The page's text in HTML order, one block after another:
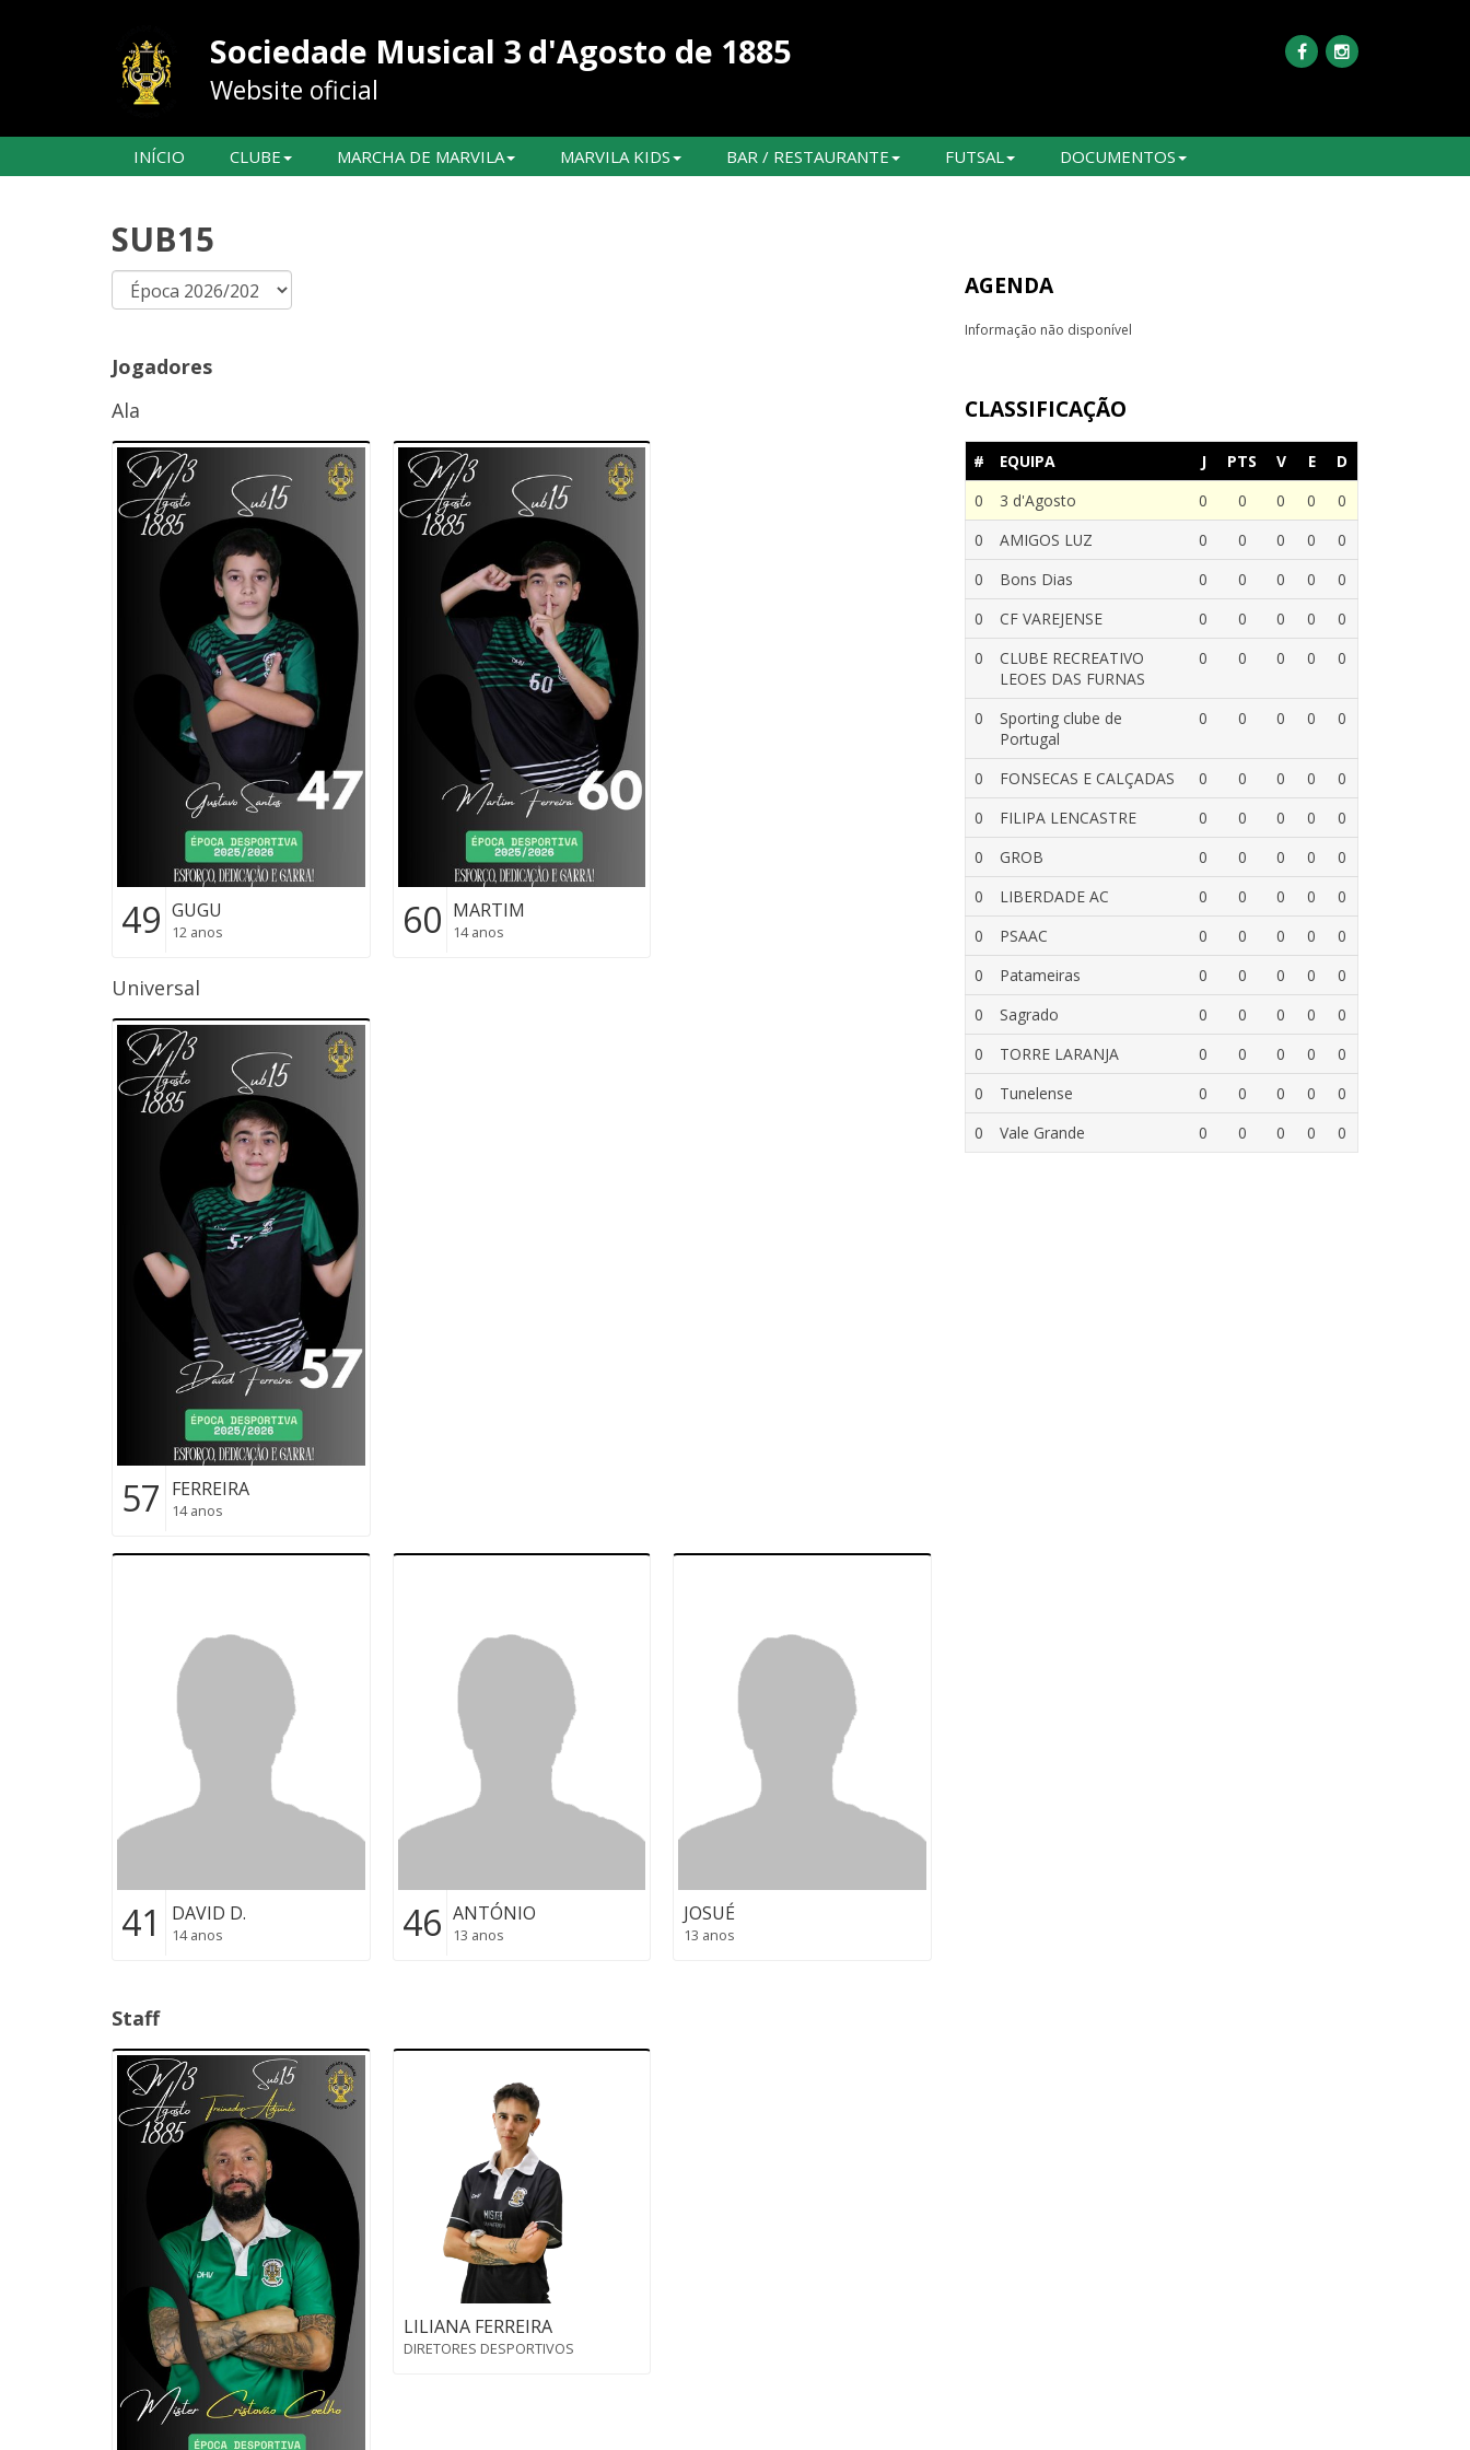
Sociedade Musical 3 d'Agosto de 1885
Website oficial
INÍCIO CLUBE MARCHA DE MARVILA MARVILA KIDS BAR / RESTAURANTE FUTSAL DOCUMENTOS
SUB15
Jogadores
Ala
49 GUGU
12 anos 60 MARTIM
14 anos
Universal
57 FERREIRA
14 anos
41 DAVID D.
14 anos 46 ANTÓNIO
13 anos
JOSUÉ
13 anos
Staff
LILIANA FERREIRA
DIRETORES DESPORTIVOS
AGENDA
Informação não disponível
CLASSIFICAÇÃO
# EQUIPA J PTS V E
D
0
3 d'Agosto 0 0 0 0
0
0
AMIGOS LUZ 0 0 0 0
0
0
Bons Dias 0 0 0 0
0
0
CF VAREJENSE 0 0 0 0
0
0
CLUBE RECREATIVO
LEOES DAS FURNAS
0 0 0 0 0
0
Sporting clube de
Portugal
0 0 0 0 0
0 FONSECAS E CALÇADAS 0 0 0 0
0
0
FILIPA LENCASTRE 0 0 0 0
0
0
GROB 0 0 0 0
0
0
LIBERDADE AC 0 0 0 0
0
0
PSAAC 0 0 0 0
0
0
Patameiras 0 0 0 0
0
0
Sagrado 0 0 0 0
0
0
TORRE LARANJA 0 0 0 0
0
0
Tunelense 0 0 0 0
0
0
Vale Grande 0 0 0 0 0